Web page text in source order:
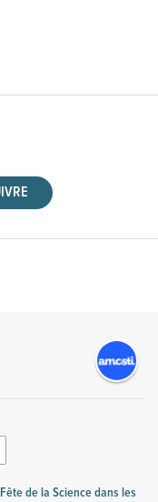
Fête de la Science dans les